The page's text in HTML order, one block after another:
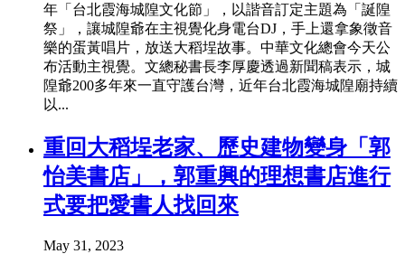
年「台北霞海城隍文化節」，以諧音訂定主題為「誕隍
祭」，讓城隍爺在主視覺化身電台DJ，手上還拿象徵音
樂的蛋黃唱片，放送大稻埕故事。中華文化總會今天公
布活動主視覺。文總秘書長李厚慶透過新聞稿表示，城
隍爺200多年來一直守護台灣，近年台北霞海城隍廟持續
以...
重回大稻埕老家、歷史建物變身「郭
怡美書店」，郭重興的理想書店進行
式要把愛書人找回來
May 31, 2023